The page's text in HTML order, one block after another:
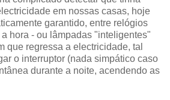
em nossas casas, hoje
garantido, entre relógios
hora - ou lâmpadas "inteligentes"
que regressa a electricidade, tal
o interruptor (nada simpático caso
durante a noite, acendendo as